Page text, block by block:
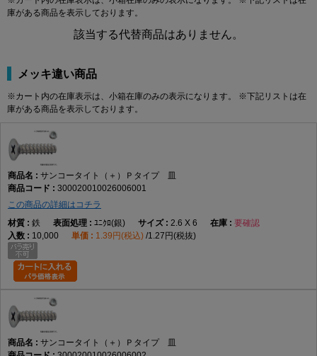
庫がある商品を表示しております。
該当する代替商品はありません。
メッキ違い商品
※カート内の在庫表示は、小箱在庫のみの表示になります。 ※下記リストは在
庫がある商品を表示しております。
サンコータイト（＋）Ｐタイプ 皿
300020010026006001
この商品の詳細はコチラ
鉄
ﾕﾆｸﾛ(銀) 2.6 X 6
要確認
10,000
1.39円(税込) 1.27円(税抜)
サンコータイト（＋）Ｐタイプ 皿